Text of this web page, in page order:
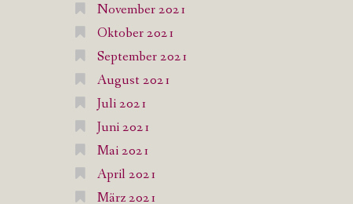
November 2021
Oktober 2021
September 2021
August 2021
Juli 2021
Juni 2021
Mai 2021
April 2021
März 2021